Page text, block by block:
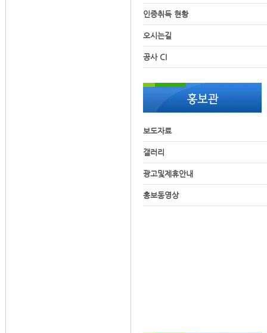
인증취득 현황
오시는길
공사 CI
보도자료
갤러리
광고및제휴안내
홍보동영상